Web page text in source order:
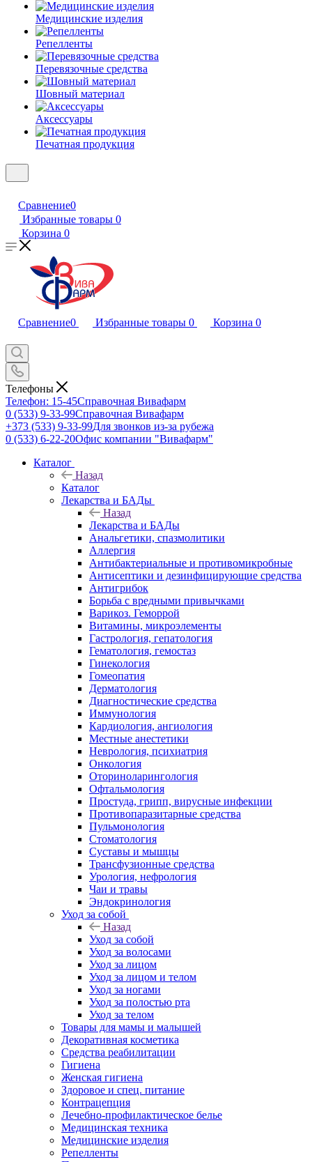
Медицинские изделия
Репелленты
Перевязочные средства
Шовный материал
Аксессуары
Печатная продукция
Сравнение0
Избранные товары 0
Корзина 0
Сравнение0 Избранные товары 0 Корзина 0
Телефоны
Телефон: 15-45Справочная Вивафарм
0 (533) 9-33-99Справочная Вивафарм
+373 (533) 9-33-99Для звонков из-за рубежа
0 (533) 6-22-20Офис компании "Вивафарм"
Каталог
Назад
Каталог
Лекарства и БАДы
Назад
Лекарства и БАДы
Анальгетики, спазмолитики
Аллергия
Антибактериальные и противомикробные
Антисептики и дезинфицирующие средства
Антигрибок
Борьба с вредными привычками
Варикоз. Геморрой
Витамины, микроэлементы
Гастрология, гепатология
Гематология, гемостаз
Гинекология
Гомеопатия
Дерматология
Диагностические средства
Иммунология
Кардиология, ангиология
Местные анестетики
Неврология, психиатрия
Онкология
Оториноларингология
Офтальмология
Простуда, грипп, вирусные инфекции
Противопаразитарные средства
Пульмонология
Стоматология
Суставы и мышцы
Трансфузионные средства
Урология, нефрология
Чаи и травы
Эндокринология
Уход за собой
Назад
Уход за собой
Уход за волосами
Уход за лицом
Уход за лицом и телом
Уход за ногами
Уход за полостью рта
Уход за телом
Товары для мамы и малышей
Декоративная косметика
Средства реабилитации
Гигиена
Женская гигиена
Здоровое и спец. питание
Контрацепция
Лечебно-профилактическое белье
Медицинская техника
Медицинские изделия
Репелленты